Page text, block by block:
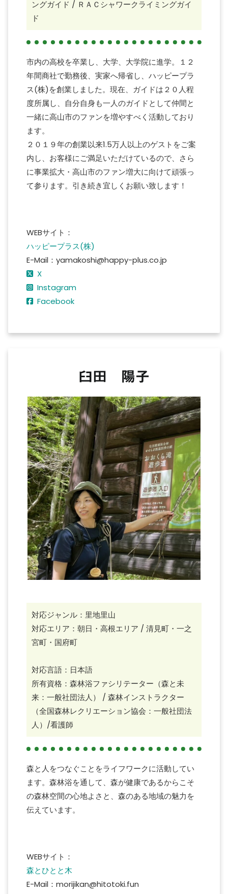
ングガイド / ＲＡＣシャワークライミングガイ
ド
市内の高校を卒業し、大学、大学院に進学。１２
年間商社で勤務後、実家へ帰省し、ハッピープラ
ス(株)を創業しました。現在、ガイドは２０人程
度所属し、⾃分⾃⾝も⼀⼈のガイドとして仲間と
⼀緒に⾼⼭市のファンを増やすべく活動しており
ます。
２０１９年の創業以来1.5万⼈以上のゲストをご案
内し、お客様にご満⾜いただけているので、さら
に事業拡⼤・⾼⼭市のファン増⼤に向けて頑張っ
て参ります。引き続き宜しくお願い致します！
WEBサイト：
ハッピープラス(株)
E-Mail：yamakoshi@happy-plus.co.jp
X
Instagram
Facebook
臼田 陽子
対応ジャンル：里地里山
対応エリア：朝日・高根エリア / 清見町・一之
宮町・国府町
対応言語：日本語
所有資格：森林浴ファシリテーター（森と未
来：一般社団法人） / 森林インストラクター
（全国森林レクリエーション協会：一般社団法
人）/看護師
森と人をつなぐことをライフワークに活動してい
ます。森林浴を通して、森が健康であるからこそ
の森林空間の心地よさと、森のある地域の魅力を
伝えています。
WEBサイト：
森とひとと木
E-Mail：morijikan@hitotoki.fun